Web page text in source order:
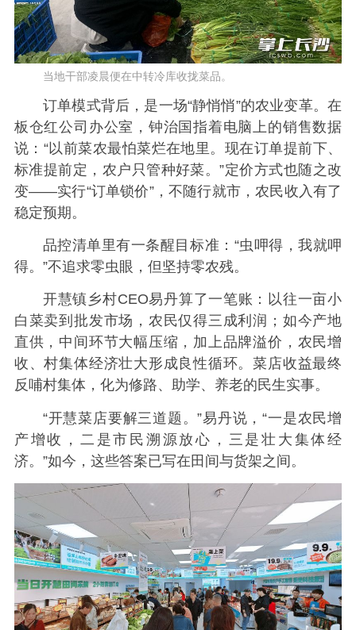
当地干部凌晨便在中转冷库收拢菜品。
订单模式背后，是一场“静悄悄”的农业变革。在
板仓红公司办公室，钟治国指着电脑上的销售数据
说：“以前菜农最怕菜烂在地里。现在订单提前下、
标准提前定，农户只管种好菜。”定价方式也随之改
变——实行“订单锁价”，不随行就市，农民收入有了
稳定预期。
品控清单里有一条醒目标准：“虫呷得，我就呷
得。”不追求零虫眼，但坚持零农残。
开慧镇乡村CEO易丹算了一笔账：以往一亩小
白菜卖到批发市场，农民仅得三成利润；如今产地
直供，中间环节大幅压缩，加上品牌溢价，农民增
收、村集体经济壮大形成良性循环。菜店收益最终
反哺村集体，化为修路、助学、养老的民生实事。
“开慧菜店要解三道题。”易丹说，“一是农民增
产增收，二是市民溯源放心，三是壮大集体经
济。”如今，这些答案已写在田间与货架之间。